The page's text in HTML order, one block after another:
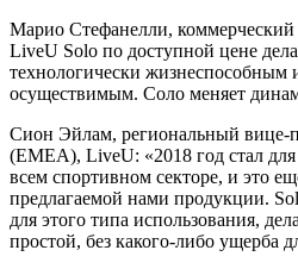
Марио Стефанелли, коммерческий
LiveU Solo по доступной цене
технологически жизнеспособным
осуществимым. Соло меняет
Сион Эйлам, региональный вице-
(EMEA), LiveU: «2018 год стал
всем спортивном секторе, и это
предлагаемой нами продукции.
для этого типа использования,
простой, без какого-либо ущерба